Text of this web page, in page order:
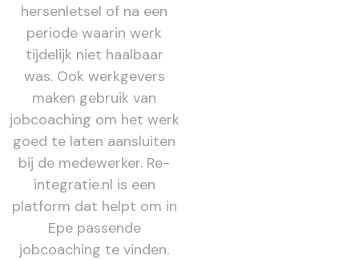
hersenletsel of na een
periode waarin werk
tijdelijk niet haalbaar
was. Ook werkgevers
maken gebruik van
jobcoaching om het werk
goed te laten aansluiten
bij de medewerker. Re-
integratie.nl is een
platform dat helpt om in
Epe passende
jobcoaching te vinden.